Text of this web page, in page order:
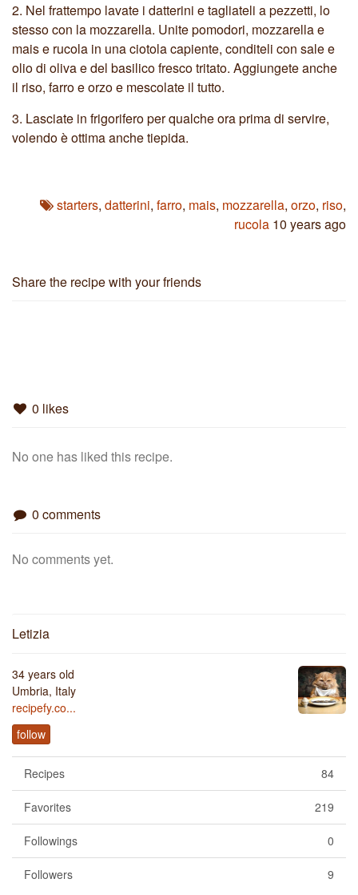
2. Nel frattempo lavate i datterini e tagliateli a pezzetti, lo
stesso con la mozzarella. Unite pomodori, mozzarella e
mais e rucola in una ciotola capiente, conditeli con sale e
olio di oliva e del basilico fresco tritato. Aggiungete anche
il riso, farro e orzo e mescolate il tutto.
3. Lasciate in frigorifero per qualche ora prima di servire,
volendo è ottima anche tiepida.
starters, datterini, farro, mais, mozzarella, orzo, riso,
rucola 10 years ago
Share the recipe with your friends
0 likes
No one has liked this recipe.
0 comments
No comments yet.
Letizia
34 years old
Umbria, Italy
recipefy.co...
follow
84
Recipes
219
Favorites
0
Followings
9
Followers